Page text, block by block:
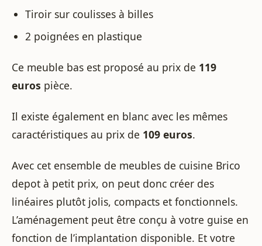
Tiroir sur coulisses à billes
2 poignées en plastique
Ce meuble bas est proposé au prix de 119
euros pièce.
Il existe également en blanc avec les mêmes
caractéristiques au prix de 109 euros.
Avec cet ensemble de meubles de cuisine Brico
depot à petit prix, on peut donc créer des
linéaires plutôt jolis, compacts et fonctionnels.
L’aménagement peut être conçu à votre guise en
fonction de l’implantation disponible. Et votre